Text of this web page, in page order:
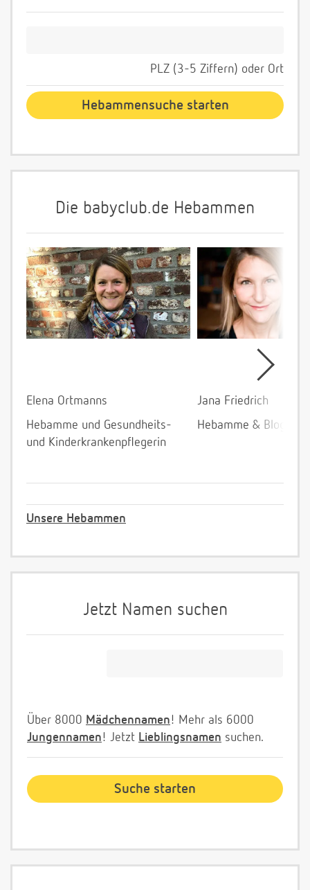
PLZ (3-5 Ziffern) oder Ort
Die babyclub.de Hebammen
Elena Ortmanns
Hebamme und Gesundheits-
und Kinderkrankenpflegerin
Jana Friedrich
Hebamme &
Unsere Hebammen
Jetzt Namen suchen
Über 8000 Mädchennamen! Mehr als 6000
Jungennamen! Jetzt Lieblingsnamen suchen.